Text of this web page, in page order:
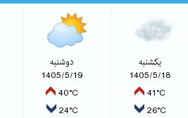
یکشنبه
1405/5/18
41°C
26°C
دوشنبه
1405/5/19
40°C
24°C